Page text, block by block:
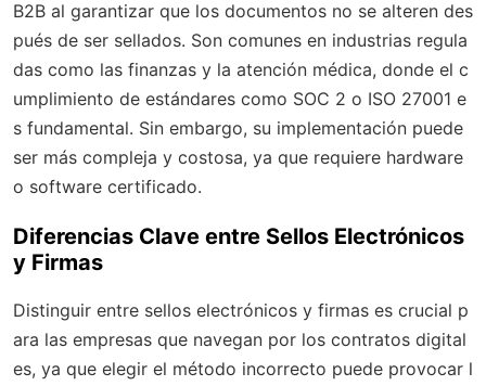
B2B al garantizar que los documentos no se alteren des
pués de ser sellados. Son comunes en industrias regula
das como las finanzas y la atención médica, donde el c
umplimiento de estándares como SOC 2 o ISO 27001 e
s fundamental. Sin embargo, su implementación puede
ser más compleja y costosa, ya que requiere hardware
o software certificado.
Diferencias Clave entre Sellos Electrónicos
y Firmas
Distinguir entre sellos electrónicos y firmas es crucial p
ara las empresas que navegan por los contratos digital
es, ya que elegir el método incorrecto puede provocar l